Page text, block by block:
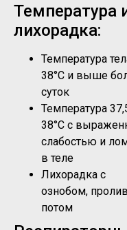
Температура
лихорадка:
Температура
38°C и выше
суток
Температура
38°C с
слабостью и
в теле
Лихорадка с
ознобом,
потом